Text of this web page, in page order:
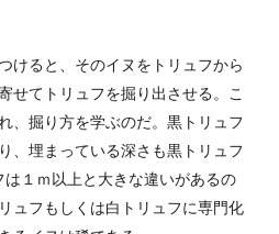
けると、そのイヌをトリュフから
せてトリュフを掘り出させる。こ
、掘り方を学ぶのだ。黒トリュフ
、埋まっている深さも黒トリュフ
１ｍ以上と大きな違いがあるの
ュフもしくは白トリュフに専門化